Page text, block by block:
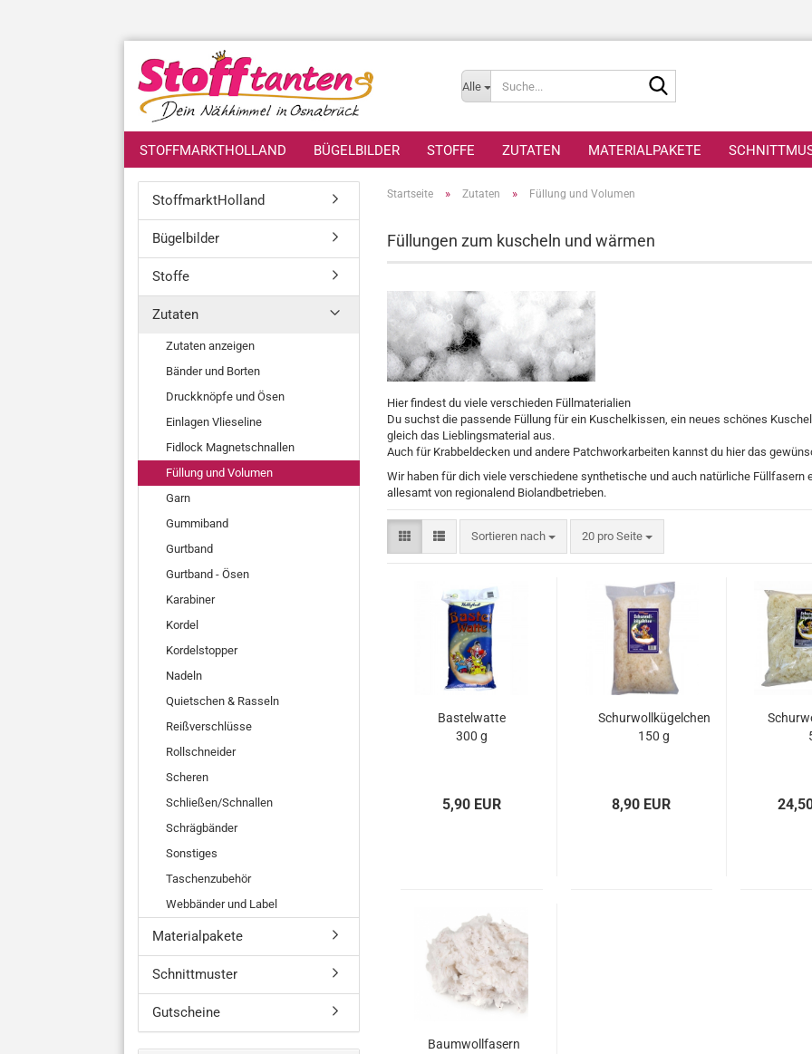
Alle
STOFFMARKTHOLLAND BÜGELBILDER STOFFE ZUTATEN MATERIALPAKETE
Startseite » Zutaten » Füllung und Volumen
Füllungen zum kuscheln und wärmen
Hier findest du viele verschieden Füllmaterialien
Du suchst die passende Füllung für ein Kuschelkissen, ein neues schönes
gleich das Lieblingsmaterial aus.
Auch für Krabbeldecken und andere Patchworkarbeiten kannst du hier das
Wir haben für dich viele verschiedene synthetische und auch natürliche
allesamt von regionalend Biolandbetrieben.
Sortieren nach
Sortieren nach 20 pro Seite
pro Seite
Bastelwatte
300 g
5,90 EUR
Schurwollkügelchen
150 g
8,90 EUR
Baumwollfasern
StoffmarktHolland
Bügelbilder
Stoffe
Zutaten
Zutaten anzeigen
Bänder und Borten
Druckknöpfe und Ösen
Einlagen Vlieseline
Fidlock Magnetschnallen
Füllung und Volumen
Garn
Gummiband
Gurtband
Gurtband - Ösen
Karabiner
Kordel
Kordelstopper
Nadeln
Quietschen & Rasseln
Reißverschlüsse
Rollschneider
Scheren
Schließen/Schnallen
Schrägbänder
Sonstiges
Taschenzubehör
Webbänder und Label
Materialpakete
Schnittmuster
Gutscheine